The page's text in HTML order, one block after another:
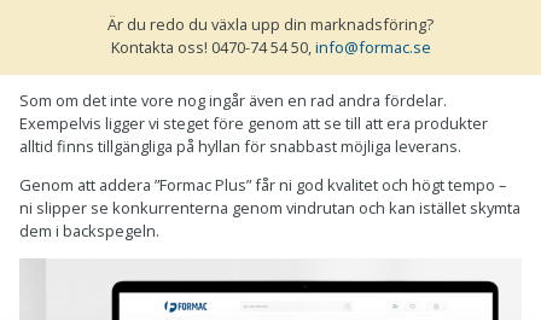
Är du redo du växla upp din marknadsföring?
Kontakta oss! 0470-74 54 50,info@formac.se
Som om det inte vore nog ingår även en rad andra fördelar.
Exempelvis ligger vi steget före genom att se till att era produkter
alltid finns tillgängliga på hyllan för snabbast möjliga leverans.
Genom att addera ”Formac Plus” får ni god kvalitet och högt tempo –
ni slipper se konkurrenterna genom vindrutan och kan istället skymta
dem i backspegeln.